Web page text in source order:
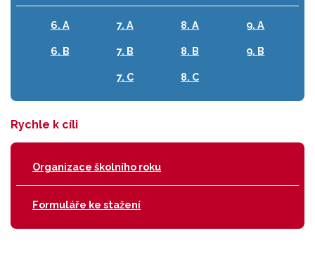
6. A
6. B
7. A
7. B
7. C
8. A
8. B
8. C
9. A
9. B
Rychle k cíli
Organizace školního roku
Formuláře ke stažení